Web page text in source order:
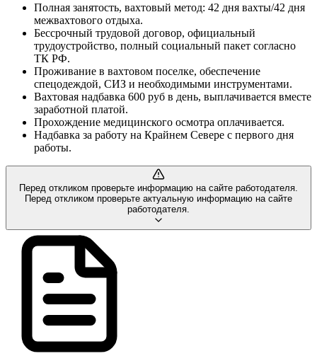
Полная занятость, вахтовый метод: 42 дня вахты/42 дня
межвахтового отдыха.
Бессрочный трудовой договор, официальный
трудоустройство, полный социальный пакет согласно
ТК РФ.
Проживание в вахтовом поселке, обеспечение
спецодеждой, СИЗ и необходимыми инструментами.
Вахтовая надбавка 600 руб в день, выплачивается вместе
заработной платой.
Прохождение медицинского осмотра оплачивается.
Надбавка за работу на Крайнем Севере с первого дня
работы.
Перед откликом проверьте информацию на сайте работодателя.
Перед откликом проверьте актуальную информацию на сайте
работодателя.